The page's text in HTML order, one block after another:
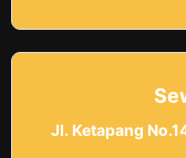
Jl. Ketapang